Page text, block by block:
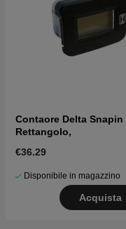
Contaore Delta Snapin
Rettangolo,
€36.29
Disponibile in magazzino
Acquista